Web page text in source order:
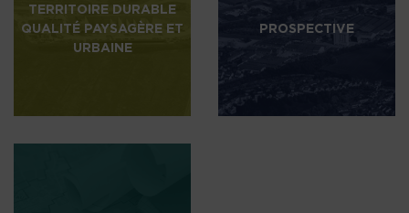
TERRITOIRE DURABLE
QUALITÉ PAYSAGÈRE ET
URBAINE
PROSPECTIVE